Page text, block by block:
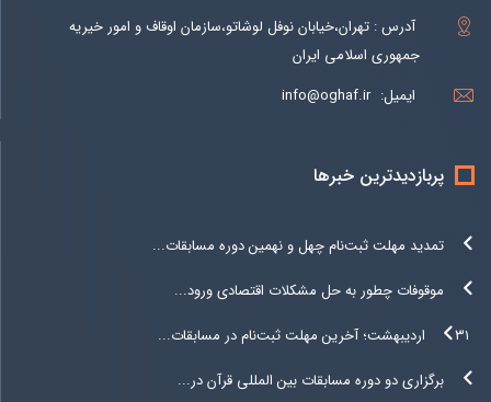
آدرس : تهران،خیابان نوفل لوشاتو،سازمان اوقاف و امور خیریه
جمهوری اسلامی ایران
ایمیل: info@oghaf.ir
پربازدیدترین خبرها
تمدید مهلت ثبت‌نام چهل و نهمین دوره مسابقات...
موقوفات چطور به حل مشکلات اقتصادی ورود...
۳۱ اردیبهشت؛ آخرین مهلت ثبت‌نام در مسابقات...
برگزاری دو دوره مسابقات بین المللی قرآن در...